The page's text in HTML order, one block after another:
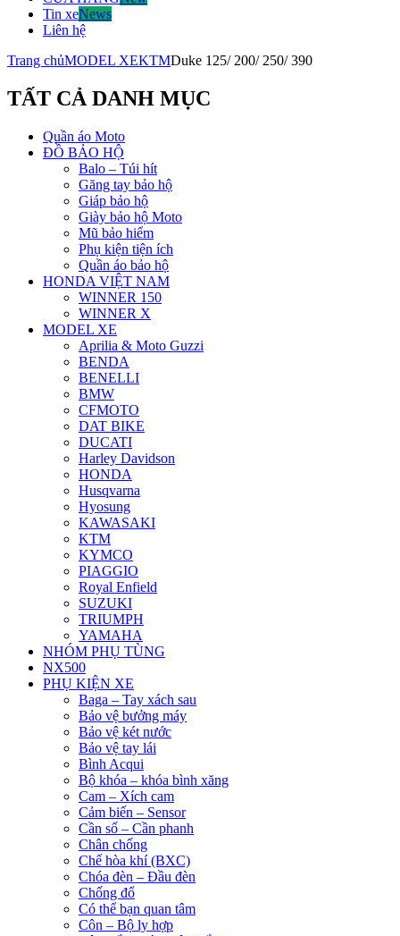
Tin xeNews
Liên hệ
Trang chủMODEL XEKTMDuke 125/ 200/ 250/ 390
TẤT CẢ DANH MỤC
Quần áo Moto
ĐỒ BẢO HỘ
Balo – Túi hít
Găng tay bảo hộ
Giáp bảo hộ
Giày bảo hộ Moto
Mũ bảo hiểm
Phụ kiện tiện ích
Quần áo bảo hộ
HONDA VIỆT NAM
WINNER 150
WINNER X
MODEL XE
Aprilia & Moto Guzzi
BENDA
BENELLI
BMW
CFMOTO
DAT BIKE
DUCATI
Harley Davidson
HONDA
Husqvarna
Hyosung
KAWASAKI
KTM
KYMCO
PIAGGIO
Royal Enfield
SUZUKI
TRIUMPH
YAMAHA
NHÓM PHỤ TÙNG
NX500
PHỤ KIỆN XE
Baga – Tay xách sau
Bảo vệ bưởng máy
Bảo vệ két nước
Bảo vệ tay lái
Bình Acqui
Bộ khóa – khóa bình xăng
Cam – Xích cam
Cảm biến – Sensor
Cần số – Cần phanh
Chân chống
Chế hòa khí (BXC)
Chóa đèn – Đầu đèn
Chống đổ
Có thể bạn quan tâm
Côn – Bộ ly hợp